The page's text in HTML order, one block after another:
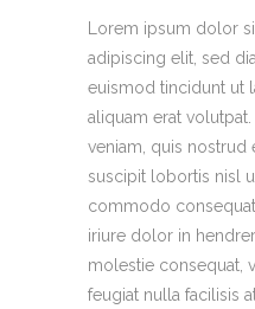
Lorem ipsum dolor
adipiscing elit, sed
euismod tincidunt ut
aliquam erat
veniam, quis
suscipit lobortis nisl
commodo
iriure dolor in
molestie consequat,
feugiat nulla facilisis